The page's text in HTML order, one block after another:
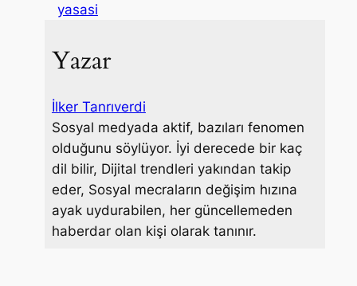
k
t
yasasi
Yazar
İlker Tanrıverdi
Sosyal medyada aktif, bazıları fenomen
olduğunu söylüyor. İyi derecede bir kaç
dil bilir, Dijital trendleri yakından takip
eder, Sosyal mecraların değişim hızına
ayak uydurabilen, her güncellemeden
haberdar olan kişi olarak tanınır.